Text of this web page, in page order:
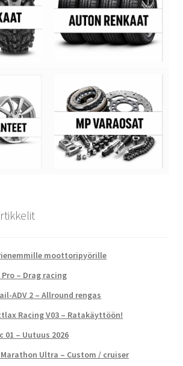
moottoripyörille
– Drag racing
ADV 2 – Allround rengas
Racing V03 – Ratakäyttöön!
01 – Uutuus 2026
Marathon Ultra – Custom / cruiser